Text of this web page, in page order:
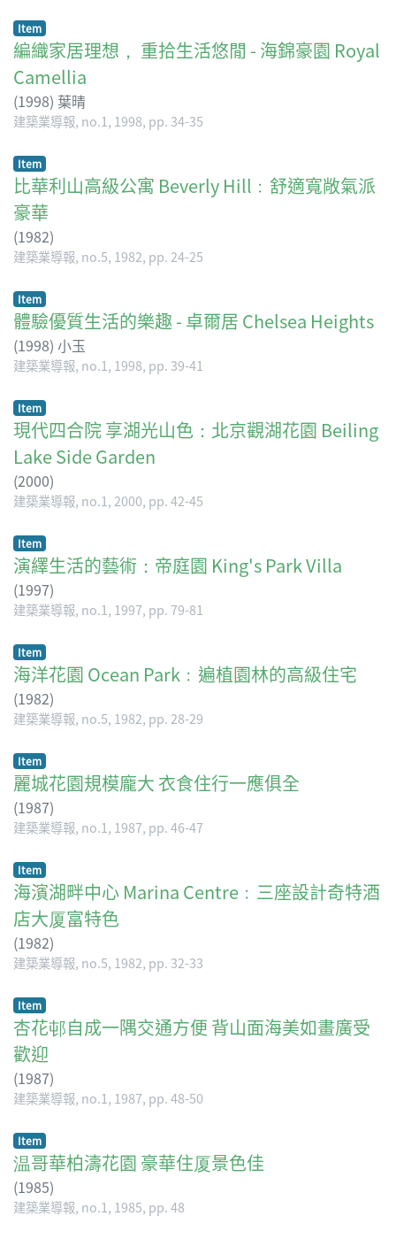
Item
編織家居理想， 重拾生活悠閒 - 海錦豪園 Royal
Camellia
(1998) 葉晴
建築業導報, no.1, 1998, pp. 34-35
Item
比華利山高級公寓 Beverly Hill﹕舒適寬敞氣派
豪華
(1982)
建築業導報, no.5, 1982, pp. 24-25
Item
體驗優質生活的樂趣 - 卓爾居 Chelsea Heights
(1998) 小玉
建築業導報, no.1, 1998, pp. 39-41
Item
現代四合院 享湖光山色：北京觀湖花園 Beiling
Lake Side Garden
(2000)
建築業導報, no.1, 2000, pp. 42-45
Item
演繹生活的藝術：帝庭園 King's Park Villa
(1997)
建築業導報, no.1, 1997, pp. 79-81
Item
海洋花園 Ocean Park﹕遍植園林的高級住宅
(1982)
建築業導報, no.5, 1982, pp. 28-29
Item
麗城花園規模龐大 衣食住行一應俱全
(1987)
建築業導報, no.1, 1987, pp. 46-47
Item
海濱湖畔中心 Marina Centre﹕三座設計奇特酒
店大厦富特色
(1982)
建築業導報, no.5, 1982, pp. 32-33
Item
杏花邨自成一隅交通方便 背山面海美如畫廣受
歡迎
(1987)
建築業導報, no.1, 1987, pp. 48-50
Item
温哥華柏濤花園 豪華住厦景色佳
(1985)
建築業導報, no.1, 1985, pp. 48